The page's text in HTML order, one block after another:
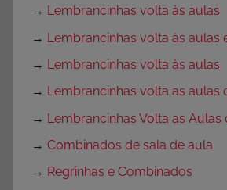
→ Lembrancinhas volta às aulas
→ Lembrancinhas volta às aulas
→ Lembrancinhas volta às aulas
→ Lembrancinhas volta as aulas
→ Lembrancinhas Volta as
→ Combinados de sala de aula
→ Regrinhas e Combinados